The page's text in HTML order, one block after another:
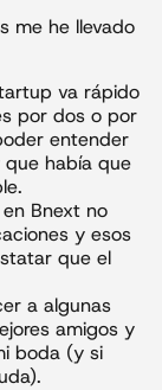
me he llevado
va rápido
por dos o por
entender
había que
Bnext no
y esos
que el
a algunas
amigos y
boda (y si